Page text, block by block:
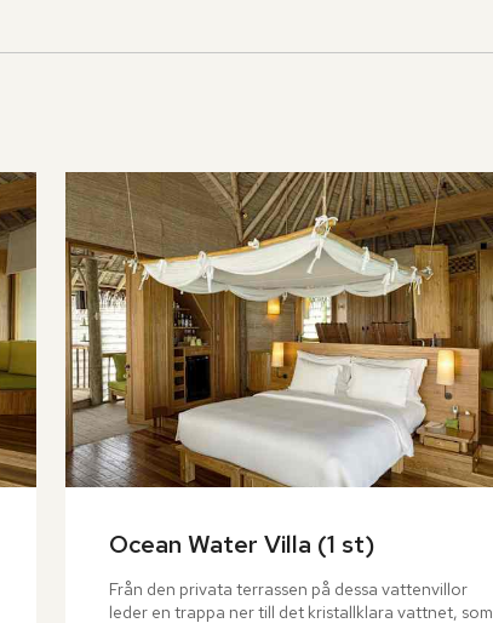
Ocean Water Villa (1 st)
Från den privata terrassen på dessa vattenvillor
leder en trappa ner till det kristallklara vattnet, som